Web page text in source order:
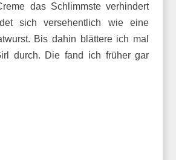
das Schlimmste verhindert
sich versehentlich wie eine
Bis dahin blättere ich mal
durch. Die fand ich früher gar